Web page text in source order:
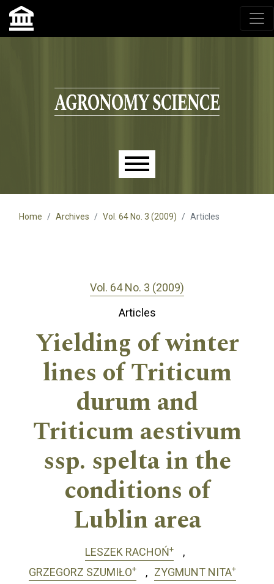
Agronomy Science, przyrodniczy lublin, czasopisma up,
czasopisma uniwersytet przyrodniczy lublin
Skip to main navigation menu
Skip to main content
Skip to site footer
Main menu
Home Archives Vol. 64 No. 3 (2009) Articles
Vol. 64 No. 3 (2009)
Articles
Yielding of winter
lines of Triticum
durum and
Triticum aestivum
ssp. spelta in the
conditions of
Lublin area
LESZEK RACHOŃ+
GRZEGORZ SZUMIŁO+ ZYGMUNT NITA+